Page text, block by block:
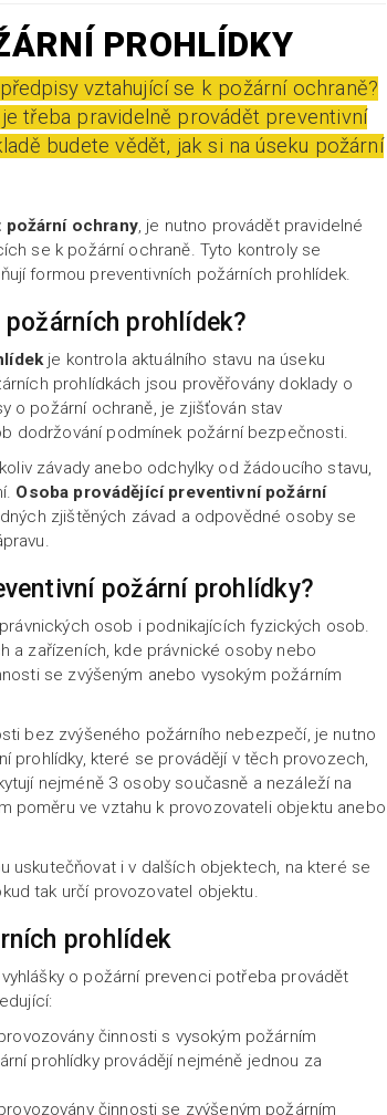
PROHLÍDKY
vztahující se k požární ochraně?
třeba pravidelně provádět preventivní
budete vědět, jak si na úseku požární
ochrany, je nutno provádět pravidelné
se k požární ochraně. Tyto kontroly se
formou preventivních požárních prohlídek.
prohlídek?
je kontrola aktuálního stavu na úseku
prohlídkách jsou prověřovány doklady o
o požární ochraně, je zjišťován stav
dodržování podmínek požární bezpečnosti.
závady anebo odchylky od žádoucího stavu,
Osoba provádějící preventivní požární
zjištěných závad a odpovědné osoby se
požární prohlídky?
osob i podnikajících fyzických osob.
a zařízeních, kde právnické osoby nebo
se zvýšeným anebo vysokým požárním
bez zvýšeného požárního nebezpečí, je nutno
prohlídky, které se provádějí v těch provozech,
nejméně 3 osoby současně a nezáleží na
poměru ve vztahu k provozovateli objektu anebo
uskutečňovat i v dalších objektech, na které se
tak určí provozovatel objektu.
prohlídek
o požární prevenci potřeba provádět
činnosti s vysokým požárním
prohlídky provádějí nejméně jednou za
činnosti se zvýšeným požárním